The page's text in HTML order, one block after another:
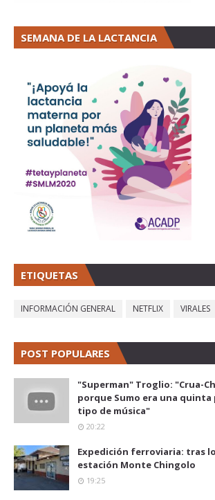
SEMANA DE LA LACTANCIA
ETIQUETAS
INFORMACIÓN GENERAL NETFLIX VIRALES
POST POPULARES
"Superman" Troglio: "Crua-
porque Sumo era una quinta
tipo de música"
20:22
Expedición ferroviaria: tras
estación Monte Chingolo
19:25